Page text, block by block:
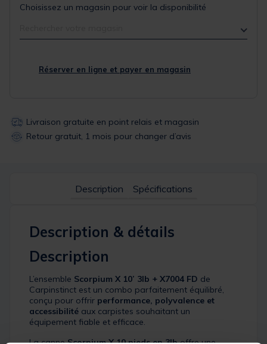
Choisissez un magasin pour voir la disponibilité
Réserver en ligne et payer en magasin
Livraison gratuite en point relais et magasin
Retour gratuit, 1 mois pour changer d’avis
Description Spécifications
Description & détails
Description
L’ensemble Scorpium X 10’ 3lb + X7004 FD de
Carpinstinct est un combo parfaitement équilibré,
conçu pour offrir performance, polyvalence et
accessibilité aux carpistes souhaitant un
équipement fiable et efficace.